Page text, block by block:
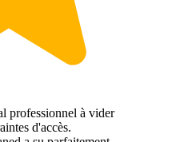
professionnel à vider
d'accès.